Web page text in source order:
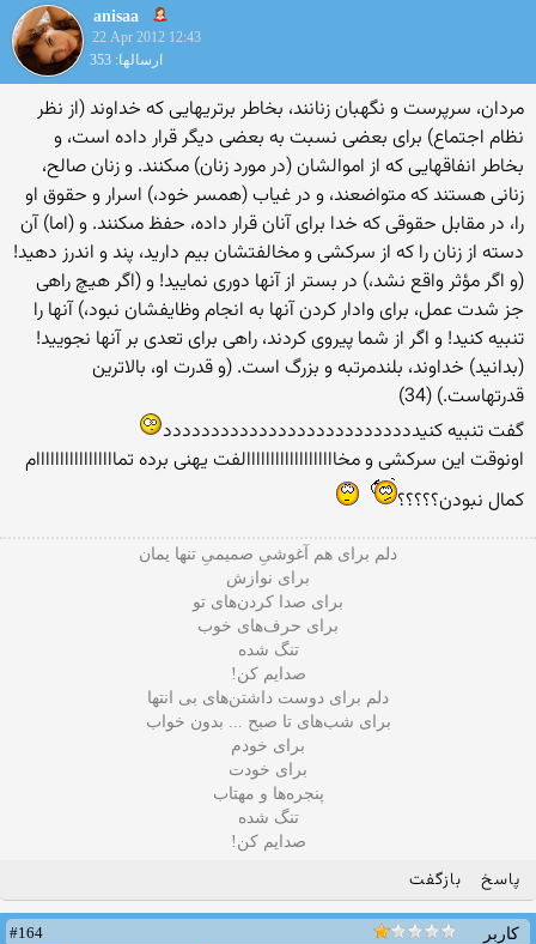
anisaa
22 Apr 2012 12:43
ارسالها: 353
مردان، سرپرست و نگهبان زنانند، بخاطر برتريهايى كه خداوند (از نظر
نظام اجتماع) براى بعضى نسبت به بعضى ديگر قرار داده است، و
بخاطر انفاقهايى كه از اموالشان (در مورد زنان) مى‏كنند. و زنان صالح،
زنانى هستند كه متواضعند، و در غياب (همسر خود،) اسرار و حقوق او
را، در مقابل حقوقى كه خدا براى آنان قرار داده، حفظ مى‏كنند. و (اما) آن
دسته از زنان را كه از سركشى و مخالفتشان بيم داريد، پند و اندرز دهيد!
(و اگر مؤثر واقع نشد،) در بستر از آنها دورى نماييد! و (اگر هيچ راهى
جز شدت عمل، براى وادار كردن آنها به انجام وظايفشان نبود،) آنها را
تنبيه كنيد! و اگر از شما پيروى كردند، راهى براى تعدى بر آنها نجوييد!
(بدانيد) خداوند، بلندمرتبه و بزرگ است. (و قدرت او، بالاترين
قدرتهاست.) (34)
گفت تنبیه کنیددددددددددددددددددددددددددد
اونوقت این سرکشی و مخااااااااااااااااااالفت یهنی برده تمااااااااااااااااام
کمال نبودن؟؟؟؟؟
دلم برای هم آغوشیِ صمیمی‌ِ تنها یمان
برای نوازش
برای صدا کردن‌های تو
برای حرف‌های خوب
تنگ شده
صدایم کن!
دلم برای دوست داشتن‌های بی‌ انتها
برای شب‌های تا صبح ... بدون خواب
برای خودم
برای خودت
پنجره‌ها و مهتاب
تنگ شده
صدایم کن!
پاسخ بازگفت
کاربر
#164